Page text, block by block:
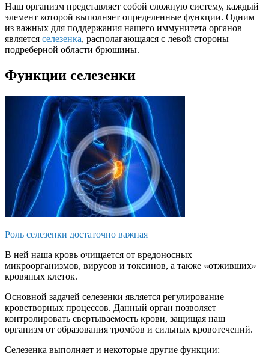
Наш организм представляет собой сложную систему, каждый
элемент которой выполняет определенные функции. Одним
из важных для поддержания нашего иммунитета органов
является селезенка, располагающаяся с левой стороны
подреберной области брюшины.
Функции селезенки
Роль селезенки достаточно важная
В ней наша кровь очищается от вредоносных
микроорганизмов, вирусов и токсинов, а также «отживших»
кровяных клеток.
Основной задачей селезенки является регулирование
кроветворных процессов. Данный орган позволяет
контролировать свертываемость крови, защищая наш
организм от образования тромбов и сильных кровотечений.
Селезенка выполняет и некоторые другие функции: